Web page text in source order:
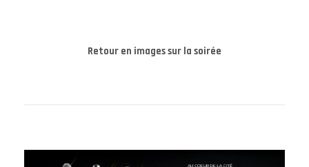
Retour en images sur la soirée